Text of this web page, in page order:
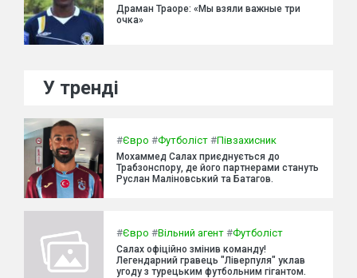
Драман Траоре: «Мы взяли важные три
очка»
У тренді
#Євро #Футболіст #Півзахисник
Мохаммед Салах приєднується до
Трабзонспору, де його партнерами стануть
Руслан Маліновський та Батагов.
#Євро #Вільний агент #Футболіст
Салах офіційно змінив команду!
Легендарний гравець "Ліверпуля" уклав
угоду з турецьким футбольним гігантом.